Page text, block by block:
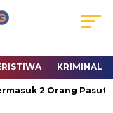
KRIMINAL
2 Orang Pasutri